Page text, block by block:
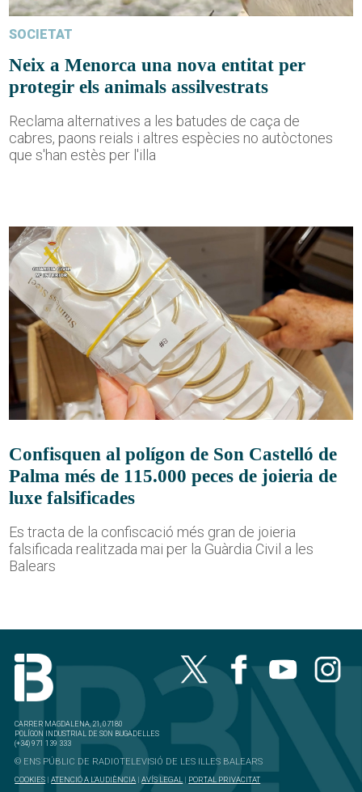
SOCIETAT
Neix a Menorca una nova entitat per
protegir els animals assilvestrats
Reclama alternatives a les batudes de caça de
cabres, paons reials i altres espècies no autòctones
que s'han estès per l'illa
Confisquen al polígon de Son Castelló de
Palma més de 115.000 peces de joieria de
luxe falsificades
Es tracta de la confiscació més gran de joieria
falsificada realitzada mai per la Guàrdia Civil a les
Balears
CARRER MAGDALENA, 21, 07180
POLÍGON INDUSTRIAL DE SON BUGADELLES
(+34) 971 139 333
© ENS PÚBLIC DE RADIOTELEVISIÓ DE LES ILLES BALEARS
COOKIES |ATENCIÓ A L'AUDIÈNCIA |AVÍS LEGAL | PORTAL PRIVACITAT